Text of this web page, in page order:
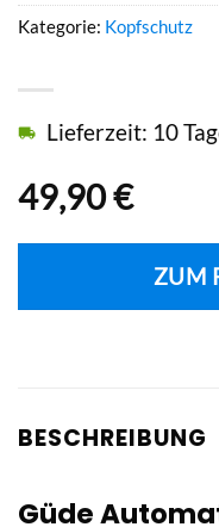
49,90€
Lieferzeit: 10
ZUM
Kategorie: Kopfschutz
BESCHREIBUNG
Güde